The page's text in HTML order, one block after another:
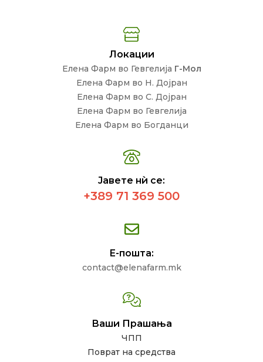
Локации
Елена Фарм во Гевгелија Г-Мол
Елена Фарм во Н. Дојран
Елена Фарм во С. Дојран
Елена Фарм во Гевгелија
Елена Фарм во Богданци
Јавете нѝ се:
+389 71 369 500
Е-пошта:
contact@elenafarm.mk
Ваши Прашања
ЧПП
Поврат на средства